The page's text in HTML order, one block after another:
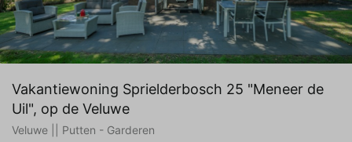
als paginanavigatie en toegang tot beveiligde
gedeelten van de website mogelijk te maken.
Zonder deze cookies kan de website niet
naar behoren werken.
Marketing:
Deze site gebruikt cookies en Google
technologieën om het siteverkeer te
Vakantiewoning Sprielderbosch 25 "Meneer de
Uil", op de Veluwe
Veluwe || Putten - Garderen